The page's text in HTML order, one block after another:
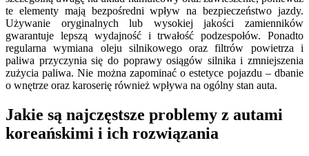
te elementy mają bezpośredni wpływ na bezpieczeństwo jazdy.
Używanie oryginalnych lub wysokiej jakości zamienników
gwarantuje lepszą wydajność i trwałość podzespołów. Ponadto
regularna wymiana oleju silnikowego oraz filtrów powietrza i
paliwa przyczynia się do poprawy osiągów silnika i zmniejszenia
zużycia paliwa. Nie można zapominać o estetyce pojazdu – dbanie
o wnętrze oraz karoserię również wpływa na ogólny stan auta.
Jakie są najczęstsze problemy z autami
koreańskimi i ich rozwiązania